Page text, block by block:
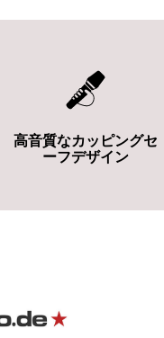
高音質なカッピングセ
ーフデザイン